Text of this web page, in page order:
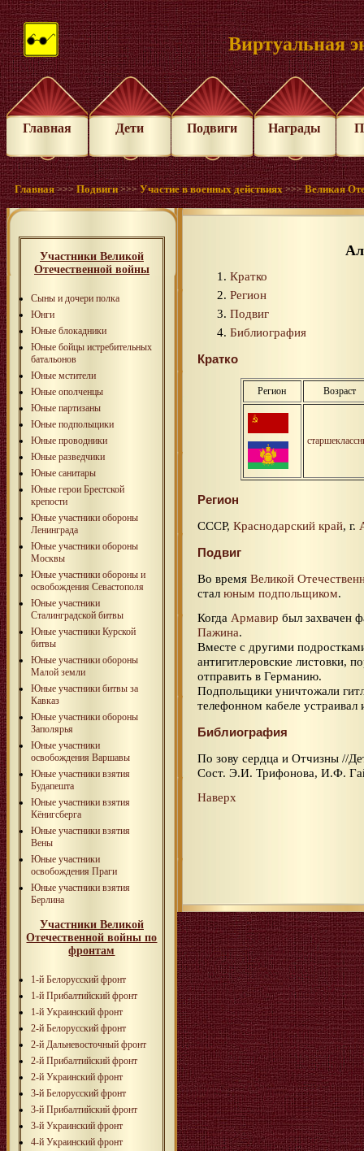
Виртуальная
Главная Дети Подвиги Награды
Главная >>>Подвиги >>>Участие в военных действиях >>>Великая
Участники Великой
Отечественной войны
Сыны и дочери полка
Юнги
Юные блокадники
Юные бойцы истребительных
батальонов
Юные мстители
Юные ополченцы
Юные партизаны
Юные подпольщики
Юные проводники
Юные разведчики
Юные санитары
Юные герои Брестской
крепости
Юные участники обороны
Ленинграда
Юные участники обороны
Москвы
Юные участники обороны и
освобождения Севастополя
Юные участники
Сталинградской битвы
Юные участники Курской
битвы
Юные участники обороны
Малой земли
Юные участники битвы за
Кавказ
Юные участники обороны
Заполярья
Юные участники
освобождения Варшавы
Юные участники взятия
Будапешта
Юные участники взятия
Кёнигсберга
Юные участники взятия
Вены
Юные участники
освобождения Праги
Юные участники взятия
Берлина
Участники Великой
Отечественной войны по
фронтам
1-й Белорусский фронт
1-й Прибалтийский фронт
1-й Украинский фронт
2-й Белорусский фронт
2-й Дальневосточный фронт
2-й Прибалтийский фронт
2-й Украинский фронт
3-й Белорусский фронт
3-й Прибалтийский фронт
3-й Украинский фронт
4-й Украинский фронт
Кратко
Регион
Подвиг
Библиография
Кратко
Регион Возраст
Регион
СССР, Краснодарский край, г.
Подвиг
Во время Великой
стал юным подпольщиком.
Когда Армавир был захвачен
Пажина.
Вместе с другими
антигитлеровские листовки,
отправить в Германию.
Подпольщики уничтожали
телефонном кабеле
Библиография
По зову сердца и Отчизны //
Сост. Э.И. Трифонова, И.Ф.
Наверх